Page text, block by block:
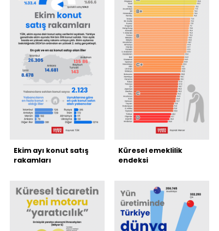
Ekim ayı konut satış
rakamları
Küresel emeklilik
endeksi